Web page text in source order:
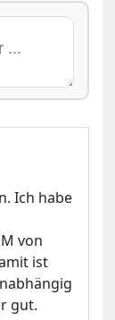
Ich habe
von
ist
gut.